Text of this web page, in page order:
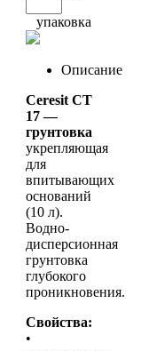
упаковка
Описание
Ceresit CT
17 —
грунтовка
укрепляющая
для
впитывающих
оснований
(10 л).
Водно-
дисперсионная
грунтовка
глубокого
проникновения.
Свойства:
•